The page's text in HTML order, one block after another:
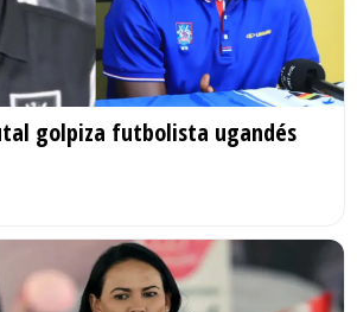
golpiza futbolista ugandés